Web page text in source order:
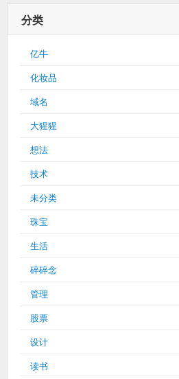
分类
亿牛
化妆品
域名
大猩猩
想法
技术
未分类
珠宝
生活
碎碎念
管理
股票
设计
读书